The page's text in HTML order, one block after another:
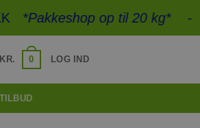
*Pakkeshop op til 20 kg* -
KR. 0 LOG IND
TILBUD